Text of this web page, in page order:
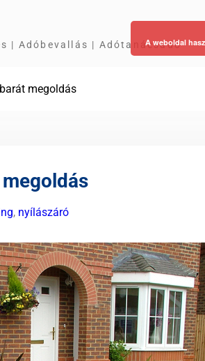
| Adóbevallás | Adótanácsadó
megoldás
, nyílászáró
A weboldal